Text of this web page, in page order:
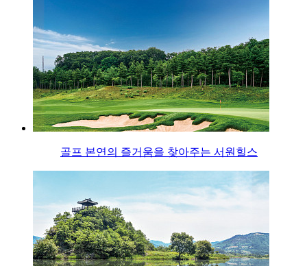
골프 본연의 즐거움을 찾아주는 서원힐스